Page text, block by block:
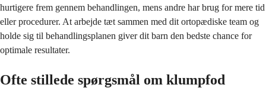
hurtigere frem gennem behandlingen, mens andre har brug for mere tid
eller procedurer. At arbejde tæt sammen med dit ortopædiske team og
holde sig til behandlingsplanen giver dit barn den bedste chance for
optimale resultater.
Ofte stillede spørgsmål om klumpfod